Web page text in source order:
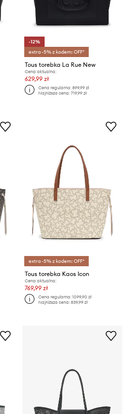
-12%
extra -5% z kodem: OFF*
Tous torebka La Rue New
Cena aktualna:
629,99 zł
Cena regularna:899,99 zł
Najniższa cena:719,99 zł
extra -5% z kodem: OFF*
Tous torebka Kaos Icon
Cena aktualna:
769,99 zł
Cena regularna:1099,90 zł
Najniższa cena:839,99 zł